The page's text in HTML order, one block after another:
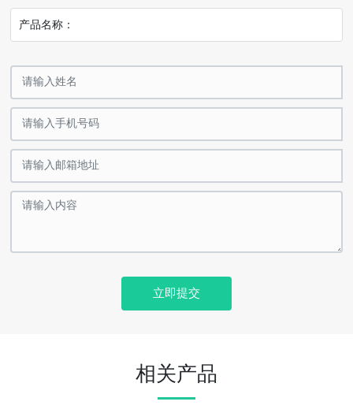
产品名称：
立即提交
相关产品